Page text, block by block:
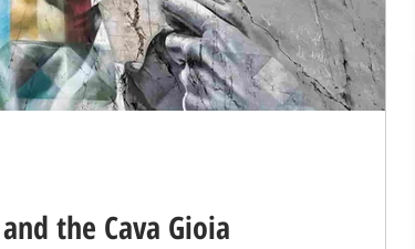
the Cava Gioia